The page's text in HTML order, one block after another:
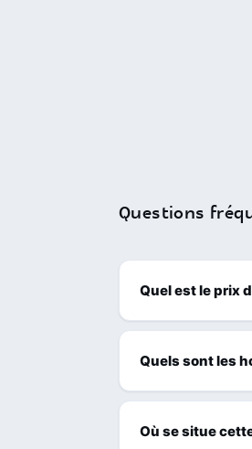
Questions
Quel est le prix
Quels sont les
Où se situe